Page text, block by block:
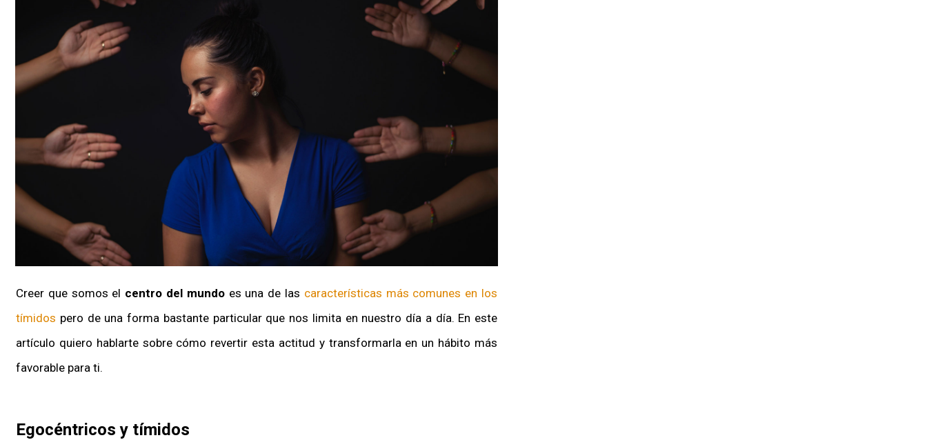
Creer que somos el centro del mundoes una de las características más comunes en los
tímidos pero de una forma bastante particular que nos limita en nuestro día a día. En este
artículo quiero hablarte sobre cómo revertir esta actitud y transformarla en un hábito más
favorable para ti.
Egocéntricos y tímidos